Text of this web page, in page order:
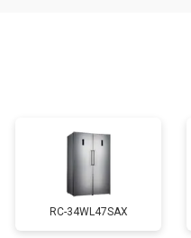
от 70 мин
от 50 мин
RС-34WL47SAX